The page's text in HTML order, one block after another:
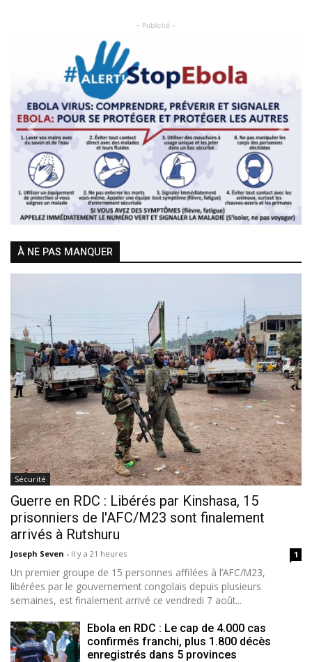
- Publicité -
Previous Next
À NE PAS MANQUER
Sécurité
Guerre en RDC : Libérés par Kinshasa, 15
prisonniers de l'AFC/M23 sont finalement
arrivés à Rutshuru
Joseph Seven - Il y a 21 heures 1
Un premier groupe de 15 personnes affilées à l’AFC/M23,
libérées par le gouvernement congolais depuis plusieurs
semaines, est finalement arrivé ce vendredi 7 août...
Ebola en RDC : Le cap de 4.000 cas
confirmés franchi, plus 1.800 décès
enregistrés dans 5 provinces